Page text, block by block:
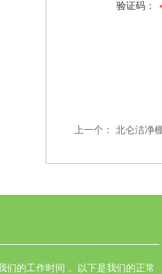
验证码：
上一个： 北仑洁净
们的工作时间 。以下是我们的正常